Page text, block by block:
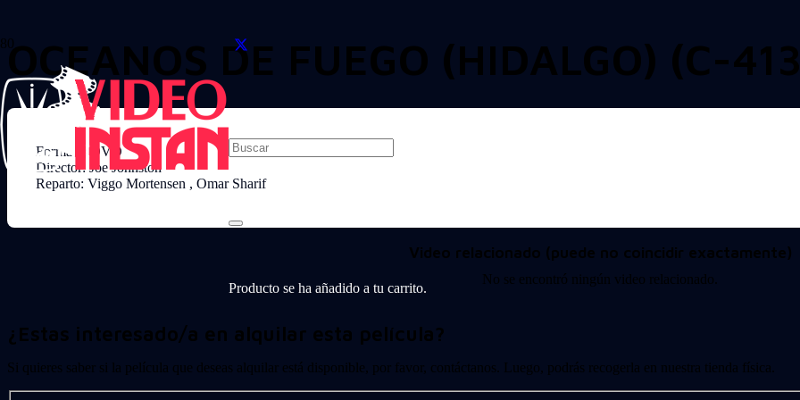
Producto se ha añadido a tu carrito.
OCEANOS DE FUEGO (HIDALGO) (C-
Formato: DVD
Director: Joe Johnston
Reparto: Viggo Mortensen , Omar Sharif
Video relacionado (puede no coincidir exactamente)
No se encontró ningún video relacionado.
¿Estas interesado/a en alquilar esta película?
Si quieres saber si la película que deseas alquilar está disponible, por favor, contáctanos. Luego, podrás recogerla en nuestra tienda física.